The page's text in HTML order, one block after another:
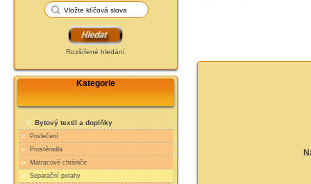
Rozšířené hledání
Kategorie
Bytový textil a doplňky
Povlečení
Prostěradla
Matracové chrániče
Separační potahy